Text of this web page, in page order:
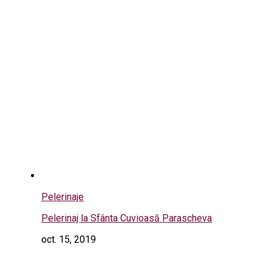
Pelerinaje
Pelerinaj la Sfânta Cuvioasă Parascheva
oct. 15, 2019